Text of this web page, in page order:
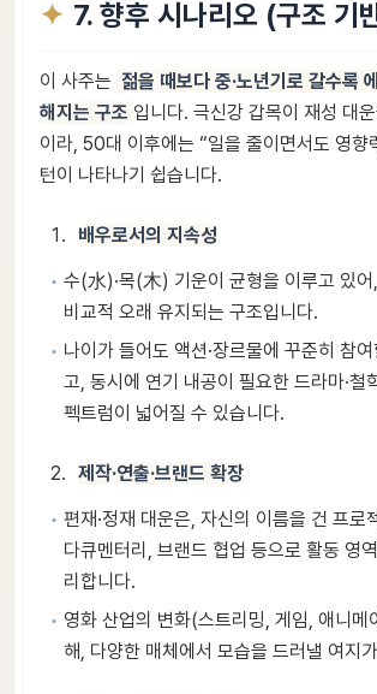
7. 향후 시나리오 (구조 기
이 사주는 젊을 때보다 중·노년기로 갈수록
해지는 구조 입니다. 극신강 갑목이 재성 대
이라, 50대 이후에는 “일을 줄이면서도 영향
턴이 나타나기 쉽습니다.
배우로서의 지속성
수(水)·목(木) 기운이 균형을 이루고 있어,
비교적 오래 유지되는 구조입니다.
나이가 들어도 액션·장르물에 꾸준히 참
고, 동시에 연기 내공이 필요한 드라마·철
펙트럼이 넓어질 수 있습니다.
제작·연출·브랜드 확장
편재·정재 대운은, 자신의 이름을 건 프로
다큐멘터리, 브랜드 협업 등으로 활동 영
리합니다.
영화 산업의 변화(스트리밍, 게임, 애니메
해, 다양한 매체에서 모습을 드러낼 여지